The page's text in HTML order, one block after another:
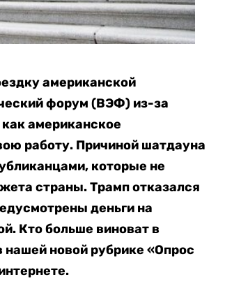
американской
форум (ВЭФ) из-за
американское
работу. Причиной шатдауна
которые не
страны. Трамп отказался
деньги на
Кто больше виноват в
новой рубрике «Опрос